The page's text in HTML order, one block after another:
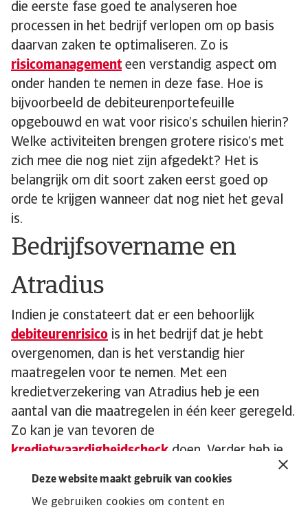
Deze website maakt gebruik van cookies
We gebruiken cookies om content en
die eerste fase goed te analyseren hoe
processen in het bedrijf verlopen om op basis
daarvan zaken te optimaliseren. Zo is
risicomanagement een verstandig aspect om
onder handen te nemen in deze fase. Hoe is
bijvoorbeeld de debiteurenportefeuille
opgebouwd en wat voor risico’s schuilen hierin?
Welke activiteiten brengen grotere risico’s met
zich mee die nog niet zijn afgedekt? Het is
belangrijk om dit soort zaken eerst goed op
orde te krijgen wanneer dat nog niet het geval
is.
Bedrijfsovername en
Atradius
Indien je constateert dat er een behoorlijk
debiteurenrisico is in het bedrijf dat je hebt
overgenomen, dan is het verstandig hier
maatregelen voor te nemen. Met een
kredietverzekering van Atradius heb je een
aantal van die maatregelen in één keer geregeld.
Zo kan je van tevoren de
kredietwaardigheidscheck doen. Verder heb je
de mogelijkheid om een vordering over te